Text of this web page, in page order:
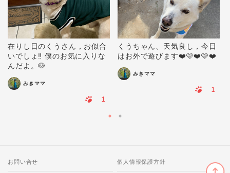
在りし日のくうさん，お似合
いでしょ‼️ 僕のお気に入りな
んだよ。🐶
みきママ
1
くうちゃん、天気良し，今日
はお外で遊びます❤️🩷❤️🩷❤️
みきママ
1
お問い合せ 個人情報保護方針